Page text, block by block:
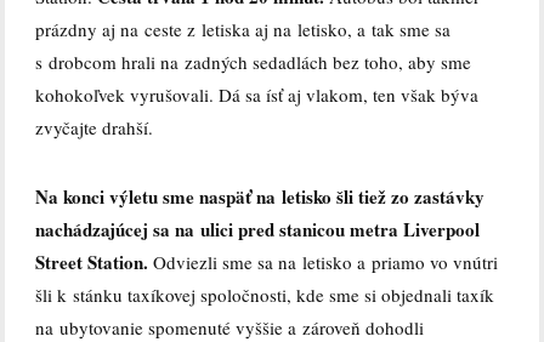
prázdny aj na ceste z letiska aj na letisko, a tak sme sa
s drobcom hrali na zadných sedadlách bez toho, aby sme
kohokoľvek vyrušovali. Dá sa ísť aj vlakom, ten však býva
zvyčajte drahší.
Na konci výletu sme naspäť na letisko šli tiež zo zastávky
nachádzajúcej sa na ulici pred stanicou metra Liverpool
Street Station. Odviezli sme sa na letisko a priamo vo vnútri
šli k stánku taxíkovej spoločnosti, kde sme si objednali taxík
na ubytovanie spomenuté vyššie a zároveň dohodli